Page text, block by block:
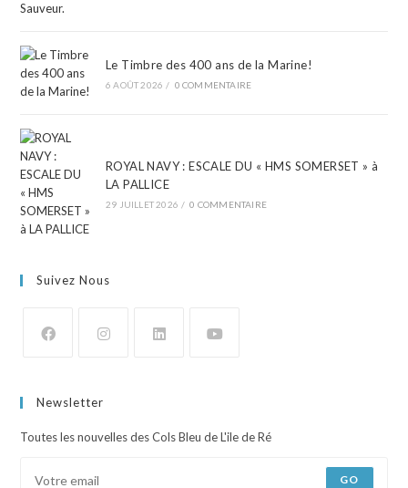
Le Timbre des 400 ans de la Marine!
6 AOÛT 2026 / 0 COMMENTAIRE
ROYAL NAVY : ESCALE DU « HMS SOMERSET » à
LA PALLICE
29 JUILLET 2026 / 0 COMMENTAIRE
Suivez Nous
Newsletter
Toutes les nouvelles des Cols Bleu de L'ile de Ré
GO